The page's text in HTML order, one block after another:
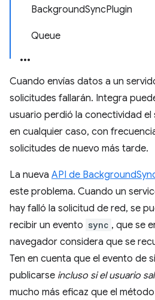
BackgroundSyncPlugin
Queue
Cuando envías datos a un
solicitudes fallarán. Integra
usuario perdió la conectividad
en cualquier caso, con
solicitudes de nuevo más tarde.
La nueva API de
este problema. Cuando un
hay falló la solicitud de red, se
recibir un evento sync , que se
navegador considera que se
Ten en cuenta que el evento de
publicarse incluso si el usuario
mucho más eficaz que el